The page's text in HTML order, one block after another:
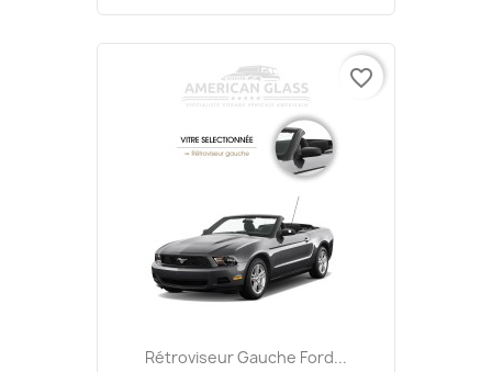
Rétroviseur Gauche Ford...
favorite_border